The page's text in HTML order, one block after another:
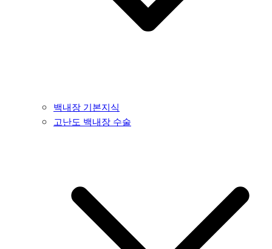
백내장 기본지식
고난도 백내장 수술